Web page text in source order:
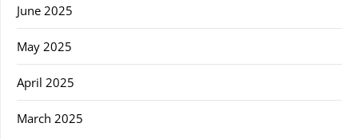
June 2025
May 2025
April 2025
March 2025